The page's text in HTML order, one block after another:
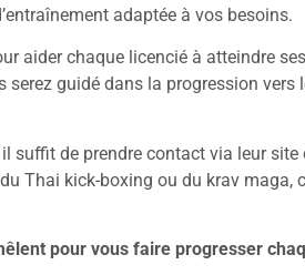
adaptée à vos besoins.
aider chaque licencié à atteindre
serez guidé dans la progression vers
il suffit de prendre contact via leur site
Thai kick-boxing ou du krav maga,
pour vous faire progresser